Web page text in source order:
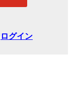
ログイン